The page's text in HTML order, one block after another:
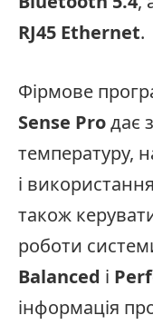
RJ45 Ethernet.
Фірмове
Sense Proдає
температуру,
і
також
роботи
Balanced і
інформація